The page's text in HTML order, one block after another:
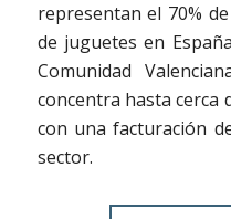
representan el 70%
de juguetes en
Comunidad
concentra hasta cerca
con una facturación
sector.